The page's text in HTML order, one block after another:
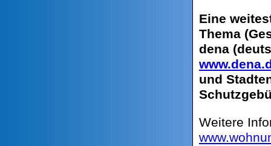
Eine
Thema
dena
und
Weitere